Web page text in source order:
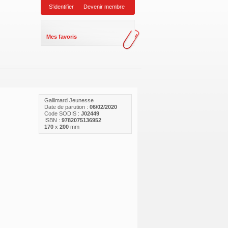
S'identifier Devenir membre
Mes favoris
Gallimard Jeunesse
Date de parution : 06/02/2020
Code SODIS : J02449
ISBN : 9782075136952
170x 200mm